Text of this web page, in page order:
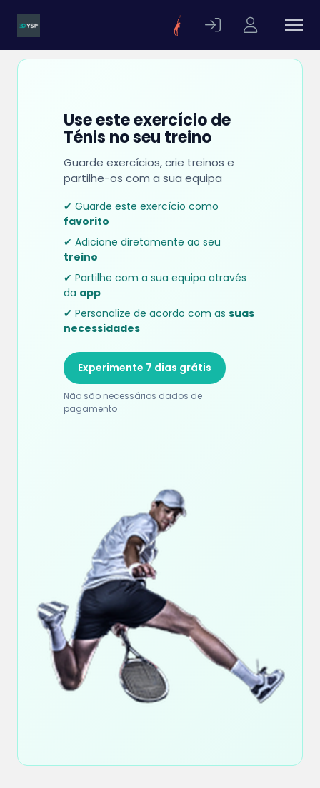
Use este exercício de
Ténis no seu treino
Guarde exercícios, crie treinos e
partilhe-os com a sua equipa
✔ Guarde este exercício como
favorito
✔ Adicione diretamente ao seu
treino
✔ Partilhe com a sua equipa através
da app
✔ Personalize de acordo com as suas
necessidades
Experimente 7 dias grátis
Não são necessários dados de
pagamento